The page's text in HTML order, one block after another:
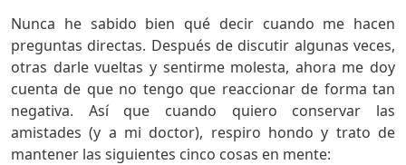
Nunca he sabido bien qué decir cuando me hacen
preguntas directas. Después de discutir algunas veces,
otras darle vueltas y sentirme molesta, ahora me doy
cuenta de que no tengo que reaccionar de forma tan
negativa. Así que cuando quiero conservar las
amistades (y a mi doctor), respiro hondo y trato de
mantener las siguientes cinco cosas en mente: